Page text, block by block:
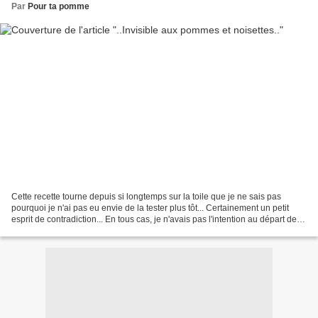
Par Pour ta pomme
Cette recette tourne depuis si longtemps sur la toile que je ne sais pas
pourquoi je n'ai pas eu envie de la tester plus tôt... Certainement un petit
esprit de contradiction... En tous cas, je n'avais pas l'intention au départ de la